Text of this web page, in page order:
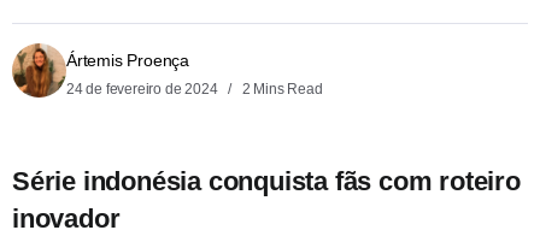
Ártemis Proença
24 de fevereiro de 2024 2 Mins Read
Série indonésia conquista fãs com roteiro
inovador